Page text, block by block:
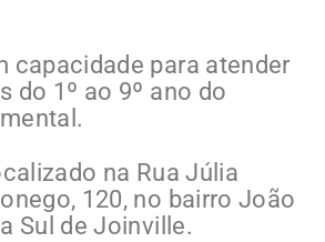
capacidade para atender
do 1º ao 9º ano do
na Rua Júlia
120, no bairro João
Sul de Joinville.